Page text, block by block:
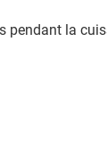
pendant la